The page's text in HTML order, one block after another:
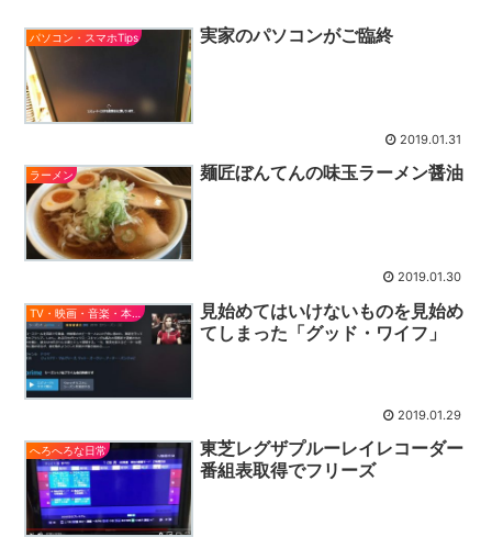
パソコン・スマホTips 実家のパソコンがご臨終
2019.01.31
ラーメン 麺匠ぼんてんの味玉ラーメン醤油
2019.01.30
見始めてはいけないものを見始め
てしまった「グッド・ワイフ」
2019.01.29
へろへろな日常
東芝レグザプルーレイレコーダー
番組表取得でフリーズ